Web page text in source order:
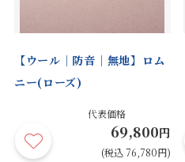
【ウール｜防音｜無地】ロム
ニー(ローズ)
代表価格
69,800円
(税込 76,780円)